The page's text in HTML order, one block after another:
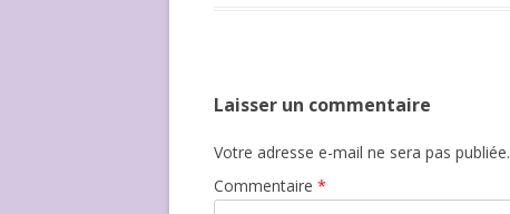
Laisser un commentaire
Votre adresse e-mail ne sera pas publiée.
Commentaire *